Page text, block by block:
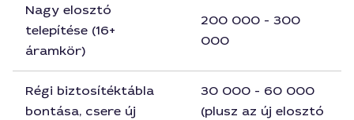
Nagy elosztó
telepítése (16+
áramkör)
200 000 - 300
000
Régi biztosítéktábla
bontása, csere új
30 000 - 60 000
(plusz az új elosztó